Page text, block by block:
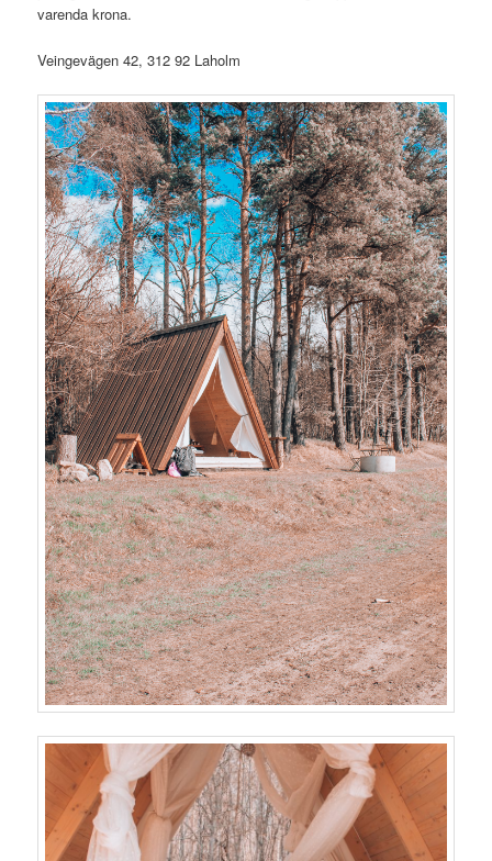
varenda krona.
Veingevägen 42, 312 92 Laholm